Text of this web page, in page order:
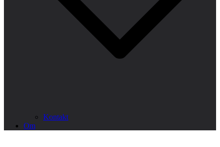
Kontakt
Om